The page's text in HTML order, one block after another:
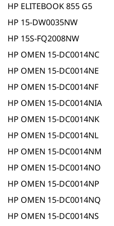
HP ELITEBOOK 855 G5
HP 15-DW0035NW
HP 15S-FQ2008NW
HP OMEN 15-DC0014NC
HP OMEN 15-DC0014NE
HP OMEN 15-DC0014NF
HP OMEN 15-DC0014NIA
HP OMEN 15-DC0014NK
HP OMEN 15-DC0014NL
HP OMEN 15-DC0014NM
HP OMEN 15-DC0014NO
HP OMEN 15-DC0014NP
HP OMEN 15-DC0014NQ
HP OMEN 15-DC0014NS